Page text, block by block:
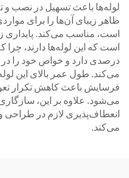
لوله‌ها باعث تسهیل در نصب و
ظاهر زیبای آن‌ها را برای
است، مناسب می‌کند.
درصدی دارد و خواص خود را
می‌کند. طول عمر بالای این
فرسایش باعث کاهش تکرار
می‌شود. علاوه بر این،
انعطاف‌پذیری لازم در طراحی
می‌کند.